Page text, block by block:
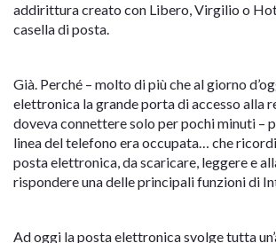
addirittura creato con Libero, Virgilio o
casella di posta.
Già. Perché – molto di più che al giorno
elettronica la grande porta di accesso alla
doveva connettere solo per pochi minuti –
linea del telefono era occupata… che
posta elettronica, da scaricare, leggere e
rispondere una delle principali funzioni di
Ad oggi la posta elettronica svolge tutta